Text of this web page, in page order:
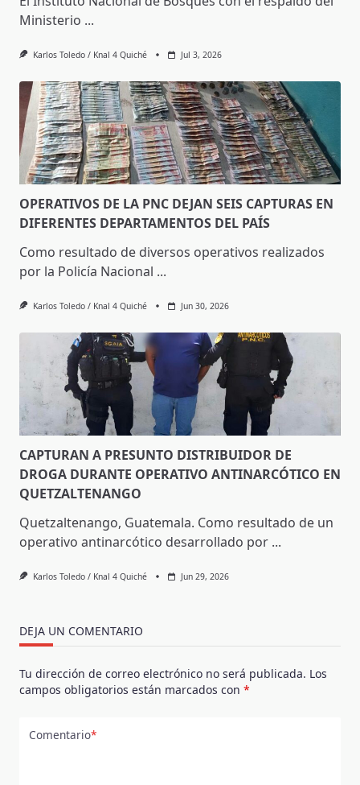
Ministerio ...
Karlos Toledo / Knal 4 Quiché Jul 3, 2026
OPERATIVOS DE LA PNC DEJAN SEIS CAPTURAS EN
DIFERENTES DEPARTAMENTOS DEL PAÍS
Como resultado de diversos operativos realizados
por la Policía Nacional ...
Karlos Toledo / Knal 4 Quiché Jun 30, 2026
CAPTURAN A PRESUNTO DISTRIBUIDOR DE
DROGA DURANTE OPERATIVO ANTINARCÓTICO EN
QUETZALTENANGO
Quetzaltenango, Guatemala. Como resultado de un
operativo antinarcótico desarrollado por ...
Karlos Toledo / Knal 4 Quiché Jun 29, 2026
DEJA UN COMENTARIO
Tu dirección de correo electrónico no será publicada. Los
campos obligatorios están marcados con *
Comentario*